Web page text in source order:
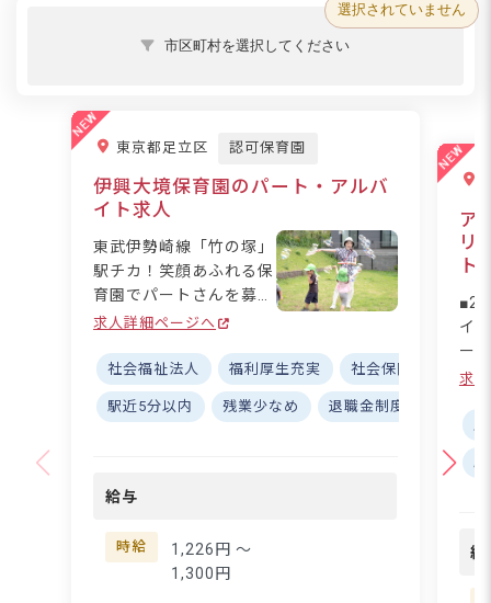
選択されていません
市区町村を選択してください
東京都足立区 認可保育園
伊興大境保育園のパート・アルバ
イト求人
東武伊勢崎線「竹の塚」
駅チカ！笑顔あふれる保
育園でパートさんを募集
します。シフトは週3日
フルタイム希望から家庭
や子育てと無理なく両立
したい方までご都合に合
いるので残業はほとんど
すく、働きやすさが揃っ
ています。笑顔がステキ
な方なら未経験の方やブ
求人詳細ページへ
社会福祉法人 福利厚生充実 社会保険完備
駅近5分以内 残業少なめ 退職金制度 研修充
給与
時給
1,226円 〜
1,300円
ア
リ
ト
イ
ー
K！
分
け
ラ
た
ジ
求
給